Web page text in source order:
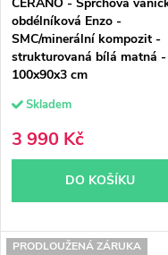
obdélníková Enzo -
SMC/minerální kompozit -
strukturovaná bílá matná -
100x90x3 cm
Skladem
3 990 Kč
DO KOŠÍKU
PRODLOUŽENÁ ZÁRUKA